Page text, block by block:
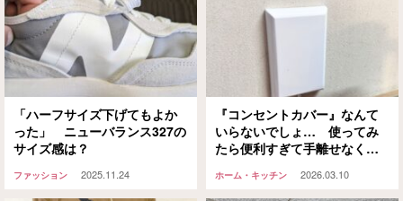
「ハーフサイズ下げてもよか
った」 ニューバランス327の
サイズ感は？
ファッション 2025.11.24
『コンセントカバー』なんて
いらないでしょ… 使ってみ
たら便利すぎて手離せなくな
ホーム・キッチン 2026.03.10